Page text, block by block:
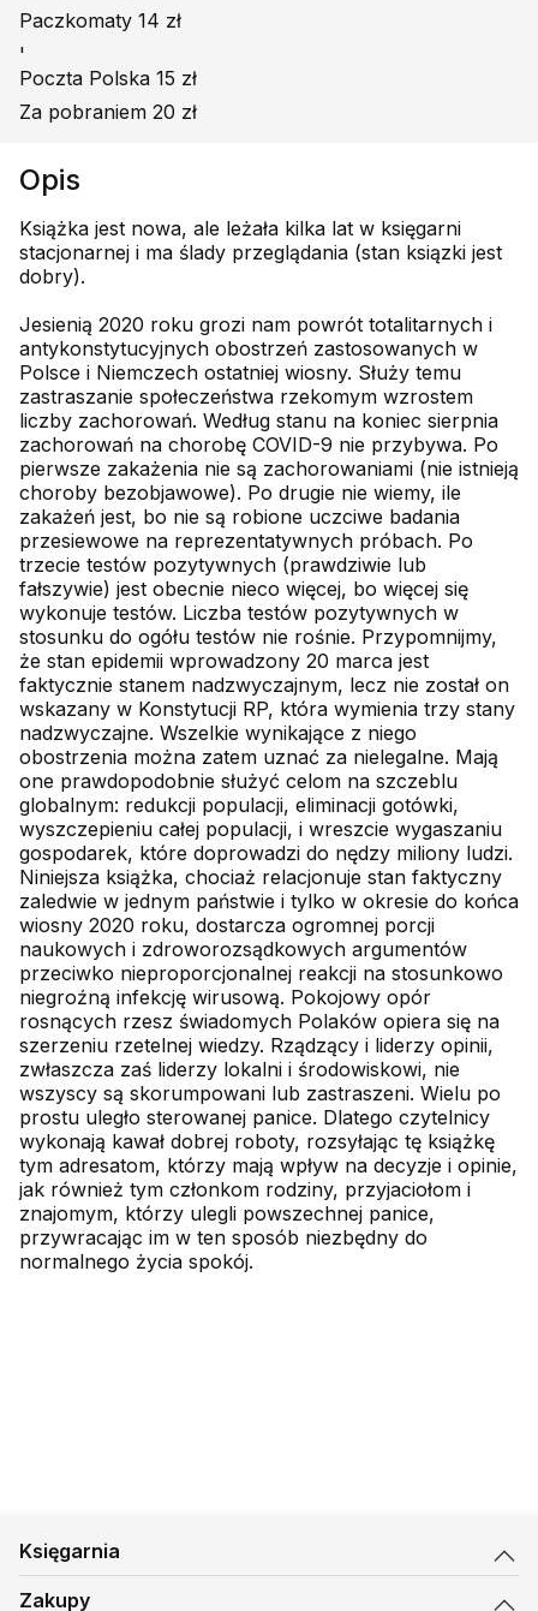
Paczkomaty 14 zł
'
Poczta Polska 15 zł
Za pobraniem 20 zł
Opis
Książka jest nowa, ale leżała kilka lat w księgarni
stacjonarnej i ma ślady przeglądania (stan ksiązki jest
dobry).
Jesienią 2020 roku grozi nam powrót totalitarnych i
antykonstytucyjnych obostrzeń zastosowanych w
Polsce i Niemczech ostatniej wiosny. Służy temu
zastraszanie społeczeństwa rzekomym wzrostem
liczby zachorowań. Według stanu na koniec sierpnia
zachorowań na chorobę COVID-9 nie przybywa. Po
pierwsze zakażenia nie są zachorowaniami (nie istnieją
choroby bezobjawowe). Po drugie nie wiemy, ile
zakażeń jest, bo nie są robione uczciwe badania
przesiewowe na reprezentatywnych próbach. Po
trzecie testów pozytywnych (prawdziwie lub
fałszywie) jest obecnie nieco więcej, bo więcej się
wykonuje testów. Liczba testów pozytywnych w
stosunku do ogółu testów nie rośnie. Przypomnijmy,
że stan epidemii wprowadzony 20 marca jest
faktycznie stanem nadzwyczajnym, lecz nie został on
wskazany w Konstytucji RP, która wymienia trzy stany
nadzwyczajne. Wszelkie wynikające z niego
obostrzenia można zatem uznać za nielegalne. Mają
one prawdopodobnie służyć celom na szczeblu
globalnym: redukcji populacji, eliminacji gotówki,
wyszczepieniu całej populacji, i wreszcie wygaszaniu
gospodarek, które doprowadzi do nędzy miliony ludzi.
Niniejsza książka, chociaż relacjonuje stan faktyczny
zaledwie w jednym państwie i tylko w okresie do końca
wiosny 2020 roku, dostarcza ogromnej porcji
naukowych i zdroworozsądkowych argumentów
przeciwko nieproporcjonalnej reakcji na stosunkowo
niegroźną infekcję wirusową. Pokojowy opór
rosnących rzesz świadomych Polaków opiera się na
szerzeniu rzetelnej wiedzy. Rządzący i liderzy opinii,
zwłaszcza zaś liderzy lokalni i środowiskowi, nie
wszyscy są skorumpowani lub zastraszeni. Wielu po
prostu uległo sterowanej panice. Dlatego czytelnicy
wykonają kawał dobrej roboty, rozsyłając tę książkę
tym adresatom, którzy mają wpływ na decyzje i opinie,
jak również tym członkom rodziny, przyjaciołom i
znajomym, którzy ulegli powszechnej panice,
przywracając im w ten sposób niezbędny do
normalnego życia spokój.
Księgarnia
Zakupy